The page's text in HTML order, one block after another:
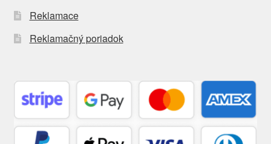
Reklamace
Reklamačný poriadok